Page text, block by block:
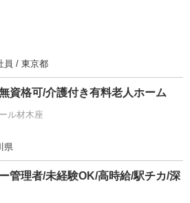
員 / 東京都
資格可/介護付き有料老人ホーム
ル材木座
県
管理者/未経験OK/高時給/駅チカ/深